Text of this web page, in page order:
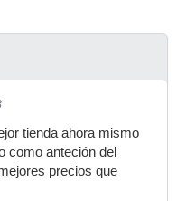
tienda ahora mismo
como anteción del
precios que